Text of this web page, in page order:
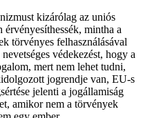
kizárólag az uniós
érvényesíthessék, mintha a
törvényes felhasználásával
védekezést, hogy a
mert nem lehet tudni,
jogrendje van, EU-s
jelenti a jogállamiság
amikor nem a törvények